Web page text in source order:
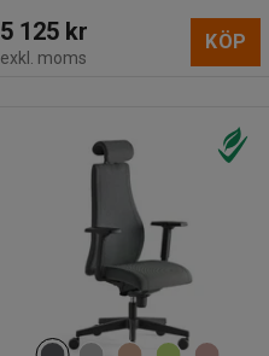
5 125 kr
exkl. moms
KÖP